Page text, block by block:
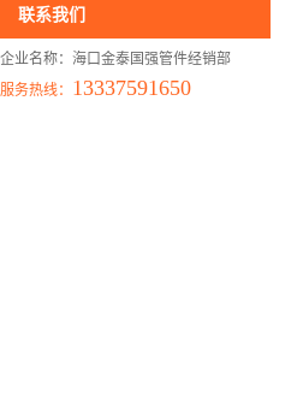
联系我们
企业名称：海口金泰国强管件经销部
服务热线： 13337591650